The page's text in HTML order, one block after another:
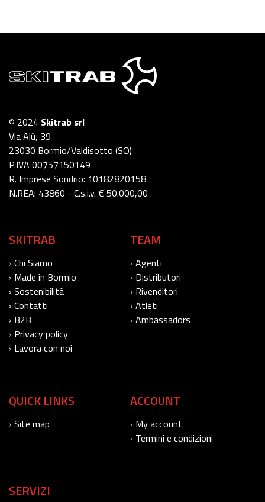
© 2024 Skitrab srl
Via Alù, 39
23030 Bormio/Valdisotto (SO)
P.IVA 00757150149
R. Imprese Sondrio: 10182820158
N.REA: 43860 - C.s.i.v. € 50.000,00
SKITRAB
› Chi Siamo
› Made in Bormio
› Sostenibilità
› Contatti
› B2B
› Privacy policy
› Lavora con noi
TEAM
› Agenti
› Distributori
› Rivenditori
› Atleti
› Ambassadors
QUICK LINKS
› Site map
ACCOUNT
› My account
› Termini e condizioni
SERVIZI